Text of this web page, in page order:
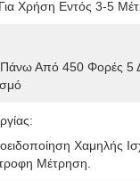
Χρήση Εντός 3-5
Από 450 Φορές 5
Χαμηλής
Μέτρηση.